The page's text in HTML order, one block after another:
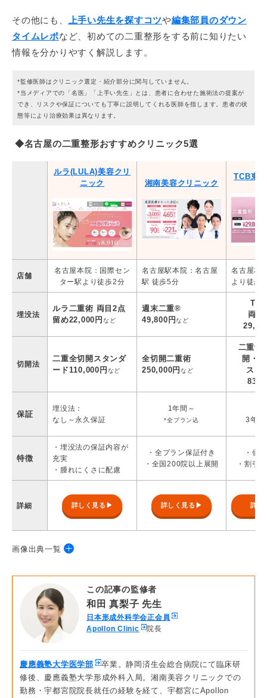
その他にも、 上手い先生を探すコツや編集部員のダウン
タイムレポなど、初めての二重整形をする前に知りたい
情報を分かりやすく解説します。
*監修医師はクリニック選定・紹介部分に関与していません。
*当メディアでの「名医」「上手い先生」とは、患者に合わせた施術法の提案が
でき、リスクや保証についても丁寧に説明してくれる医師を指します。患者の状
態等により治療効果は異なります。
◆名古屋の二重整形おすすめクリニック5選
ルラ(LULA)美容クリ
ニック
湘南美容クリニック
TCB東
店舗
名古屋本院：国際セン
ター駅より徒歩2分
名古屋駅本院：名古屋
駅 徒歩5分
名古屋本
より徒歩
埋没法
ルラ二重術 両目2点
留め22,000円など
週末二重®
49,800円など
両目
切開法
二重全切開スタンダ
ード110,000円など
全切開二重術
250,000円など
二重切
開・
スタ
保証
埋没法：
なし～永久保証
1年間～
*全プラン込
3年～
特徴
・埋没法の保証内容が
充実
・腫れにくさに配慮
・全プラン保証付き
・全国200院以上展開
・価
・割引
詳細 詳しく見る▶ 詳しく見る▶ 詳し
画像出典一覧
SBC湘南美容クリニック
TCB東京中央美容外科
共立美容外科
・名古屋中央クリニック
この記事の監修者
和田 真梨子 先生
日本形成外科学会正会員
Apollon Clinic
院長
慶應義塾大学医学部
卒業。静岡済生会総合病院にて臨床研
修後、慶應義塾大学形成外科入局。湘南美容クリニックでの
勤務・宇都宮院院長就任の経験を経て、宇都宮にApollon